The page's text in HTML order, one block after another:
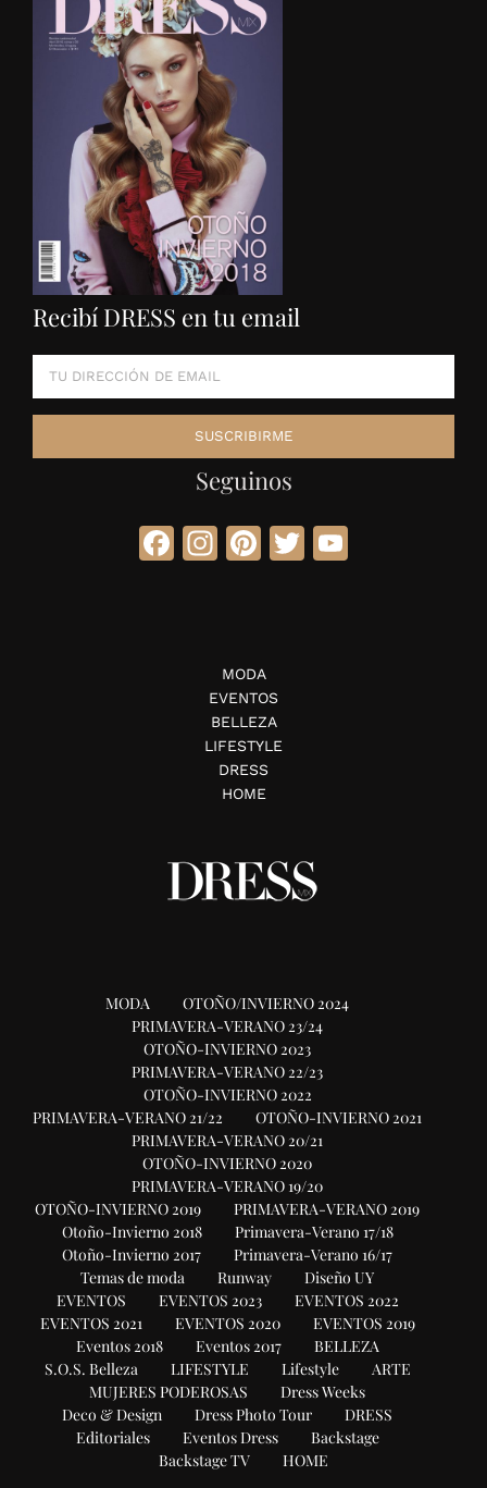
Recibí DRESS en tu email
Seguinos
Facebook
Instagram
Pinterest
Twitter
MODA
EVENTOS
BELLEZA
LIFESTYLE
DRESS
HOME
MODA
OTOÑO/INVIERNO 2024
PRIMAVERA-VERANO 23/24
OTOÑO-INVIERNO 2023
PRIMAVERA-VERANO 22/23
OTOÑO-INVIERNO 2022
PRIMAVERA-VERANO 21/22
OTOÑO-INVIERNO 2021
PRIMAVERA-VERANO 20/21
OTOÑO-INVIERNO 2020
PRIMAVERA-VERANO 19/20
OTOÑO-INVIERNO 2019
PRIMAVERA-VERANO 2019
Otoño-Invierno 2018
Primavera-Verano 17/18
Otoño-Invierno 2017
Primavera-Verano 16/17
Temas de moda
Runway
Diseño UY
EVENTOS
EVENTOS 2023
EVENTOS 2022
EVENTOS 2021
EVENTOS 2020
EVENTOS 2019
Eventos 2018
Eventos 2017
BELLEZA
S.O.S. Belleza
LIFESTYLE Lifestyle
ARTE
MUJERES PODEROSAS
Dress Weeks
Deco & Design
Dress Photo Tour
DRESS
Editoriales
Eventos Dress
Backstage
Backstage TV
HOME